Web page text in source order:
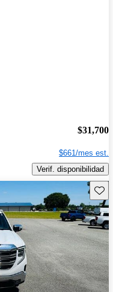
$31,700
$661/mes est.
Verif. disponibilidad